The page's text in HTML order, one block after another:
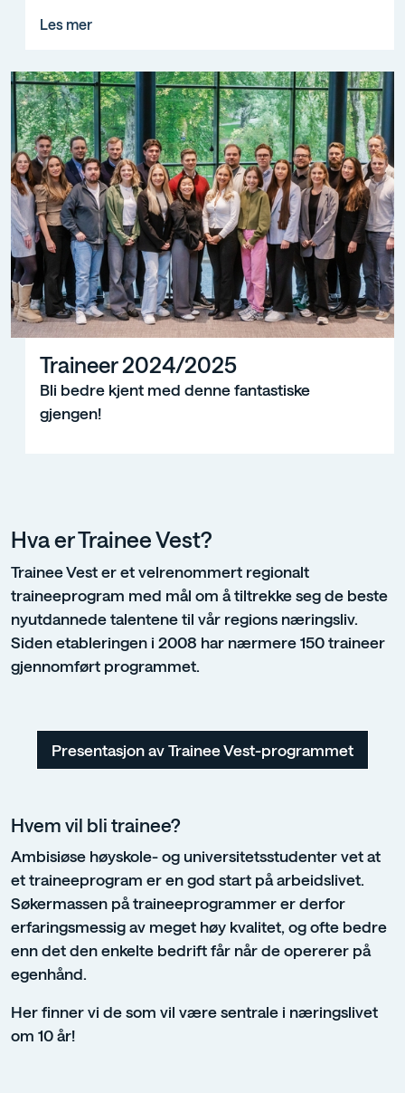
Les mer
Traineer 2024/2025
Bli bedre kjent med denne fantastiske
gjengen!
Hva er Trainee Vest?
Trainee Vest er et velrenommert regionalt
traineeprogram med mål om å tiltrekke seg de beste
nyutdannede talentene til vår regions næringsliv.
Siden etableringen i 2008 har nærmere 150 traineer
gjennomført programmet.
Presentasjon av Trainee Vest-programmet
Hvem vil bli trainee?
Ambisiøse høyskole- og universitetsstudenter vet at
et traineeprogram er en god start på arbeidslivet.
Søkermassen på traineeprogrammer er derfor
erfaringsmessig av meget høy kvalitet, og ofte bedre
enn det den enkelte bedrift får når de opererer på
egenhånd.
Her finner vi de som vil være sentrale i næringslivet
om 10 år!